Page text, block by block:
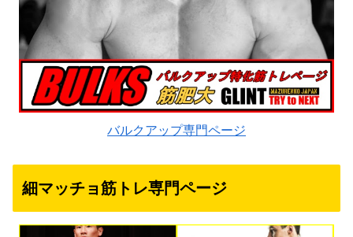
バルクアップ専門ページ
細マッチョ筋トレ専門ページ